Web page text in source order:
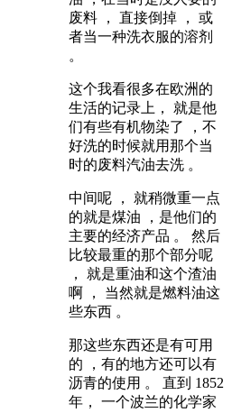
废料 ， 直接倒掉 ， 或
者当一种洗衣服的溶剂
。
这个我看很多在欧洲的
生活的记录上， 就是他
们有些有机物染了 ，不
好洗的时候就用那个当
时的废料汽油去洗 。
中间呢 ， 就稍微重一点
的就是煤油 ，是他们的
主要的经济产品 。 然后
比较最重的那个部分呢
， 就是重油和这个渣油
啊 ， 当然就是燃料油这
些东西 。
那这些东西还是有可用
的 ，有的地方还可以有
沥青的使用 。 直到 1852
年， 一个波兰的化学家